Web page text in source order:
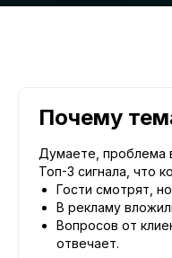
Почему
Думаете, проблема
Топ-3 сигнала, что
Гости смотрят,
В рекламу
Вопросов от
отвечает.